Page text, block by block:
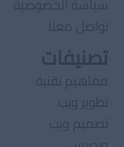
تواصل معنا
تصنيفات
مفاهيم تقنية
تطوير ويب
تصميم ويب